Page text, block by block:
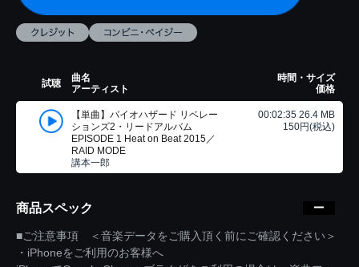
試聴
曲名
アーティスト
時間・サイズ
価格
【単曲】バイオハザード リベレー
ションズ2・リードアルバム
EPISODE 1 Heat on Beat 2015／
RAID MODE
講本一郎
00:02:35 26.4 MB
150円(税込)
商品スペック
■ご注意事項 ＜音楽データをご購入頂く前にご確認ください＞
・iPhoneをご利用のお客様へ